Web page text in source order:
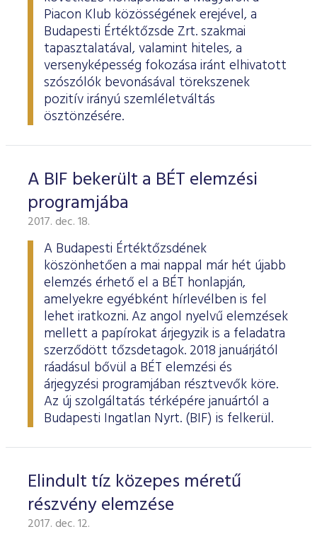
ESG Útmutató
Piacon Klub közösségének erejével, a
Budapesti Értéktőzsde Zrt. szakmai
tapasztalatával, valamint hiteles, a
versenyképesség fokozása iránt elhivatott
szószólók bevonásával törekszenek
pozitív irányú szemléletváltás
ösztönzésére.
A BIF bekerült a BÉT elemzési
programjába
2017. dec. 18.
A Budapesti Értéktőzsdének
köszönhetően a mai nappal már hét újabb
elemzés érhető el a BÉT honlapján,
amelyekre egyébként hírlevélben is fel
lehet iratkozni. Az angol nyelvű elemzések
mellett a papírokat árjegyzik is a feladatra
szerződött tőzsdetagok. 2018 januárjától
ráadásul bővül a BÉT elemzési és
árjegyzési programjában résztvevők köre.
Az új szolgáltatás térképére januártól a
Budapesti Ingatlan Nyrt. (BIF) is felkerül.
Elindult tíz közepes méretű
részvény elemzése
2017. dec. 12.